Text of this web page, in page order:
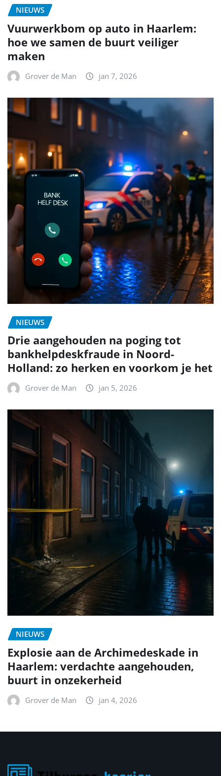
NIEUWS
Vuurwerkbom op auto in Haarlem:
hoe we samen de buurt veiliger
maken
Grover de Man jan 7, 2026
NIEUWS
Drie aangehouden na poging tot
bankhelpdeskfraude in Noord-
Holland: zo herken en voorkom je het
Grover de Man jan 5, 2026
NIEUWS
Explosie aan de Archimedeskade in
Haarlem: verdachte aangehouden,
buurt in onzekerheid
Grover de Man jan 4, 2026